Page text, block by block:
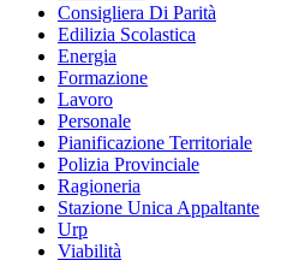
Consigliera Di Parità
Edilizia Scolastica
Energia
Formazione
Lavoro
Personale
Pianificazione Territoriale
Polizia Provinciale
Ragioneria
Stazione Unica Appaltante
Urp
Viabilità